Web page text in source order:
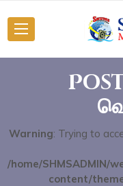
Warning: Trying to
/home/SHMSADMIN/
content/